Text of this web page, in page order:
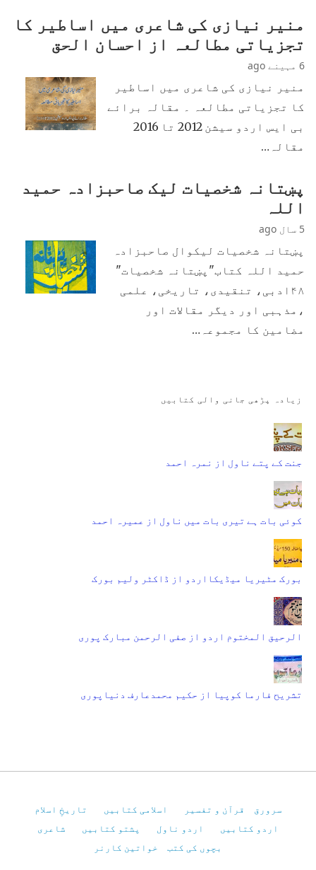
منیر نیازی کی شاعری میں اساطیر کا
تجزیاتی مطالعہ از احسان الحق
6 مہینے ago
منیر نیازی کی شاعری میں اساطیر
کا تجزیاتی مطالعہ ۔ مقالہ برائے
بی ایس اردو سیشن 2012 تا 2016
مقالہ…
پښتانہ شخصیات لیک صاحبزادہ حمید
اللہ
5 سال ago
پښتانہ شخصیات لیکوال صاحبزادہ
حمید اللہ کتاب"پښتانہ شخصیات"
۴۸ادبی، تنقیدی، تاریخی، علمی
،مذہبی اور دیگر مقالات اور
مضامین کا مجموعہ…
زیادہ پڑھی جانی والی کتابیں
جنت کے پتے ناول از نمرہ احمد
کوئی بات ہے تیری بات میں ناول از عمیرہ احمد
بورک مٹیریا میڈیکااردو از ڈاکٹر ولیم بورک
الرحیق المختوم اردو از صفی الرحمن مبارک پوری
تشریح فارما کوپیا از حکیم محمدعارف دنیاپوری
سرورق قرآن و تفسیر اسلامی کتابیں
تاریخِ اسلام
اردو کتابیں
اردو ناول پشتو کتابیں
شاعری
بچوں کی کتب
خواتین کارنر